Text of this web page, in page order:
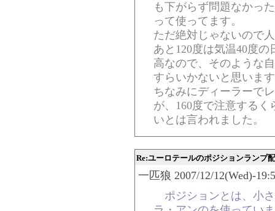
も下がらず問題なかっ
って使ってます。
ただ絶対じゃないので
あと120度は気温40度
高なので、そのような
すらいかないと思いま
ちなみにディーラーで
が、160度で注意するく
いとは言われました。
Re:ユーロテールのポジションランプ
一匹狼 2007/12/12(Wed)-
ポジションとは、小